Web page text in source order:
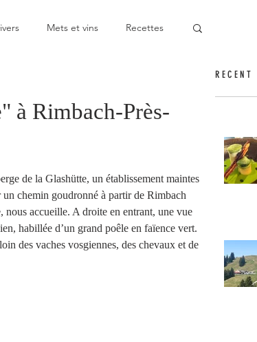
Mets et vins Recettes
Coup de gueule
Mitigé News Au fourneau
à Rimbach-Près-
de la Glashütte, un établissement maintes
chemin goudronné à partir de Rimbach
nous accueille. A droite en entrant, une vue
habillée d’un grand poêle en faïence vert.
des vaches vosgiennes, des chevaux et de
RECENT